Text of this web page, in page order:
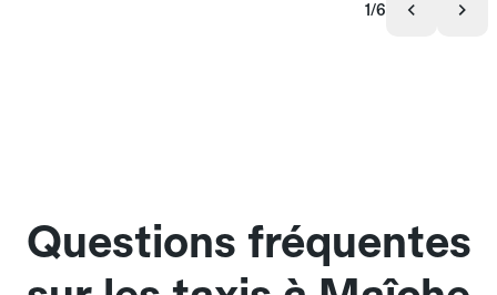
1/6
Questions fréquentes